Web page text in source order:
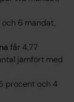
6 mandat,
får 4,77
jämfört med
procent och 4